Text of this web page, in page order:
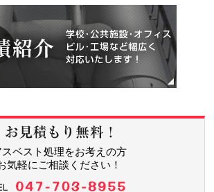
スベスト処理をお考えの方
気軽にご相談ください！